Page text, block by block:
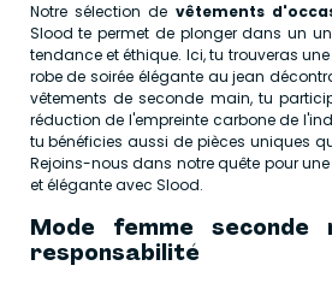
Notre sélection de vêtements
Slood te permet de plonger dans un
tendance et éthique. Ici, tu trouveras
robe de soirée élégante au jean
vêtements de seconde main, tu
réduction de l'empreinte carbone de
tu bénéficies aussi de pièces uniques
Rejoins-nous dans notre quête pour
et élégante avec Slood.
Mode femme
responsabilité